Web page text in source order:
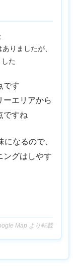
りましたが、
た
です
ーエリアから
ですね
なるので、
ングはしやす
Map より転載